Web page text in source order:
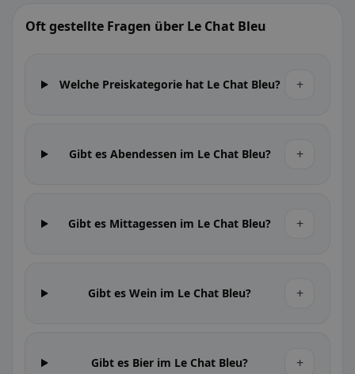
Oft gestellte Fragen über Le Chat Bleu
Welche Preiskategorie hat Le Chat Bleu? +
Gibt es Abendessen im Le Chat Bleu? +
Gibt es Mittagessen im Le Chat Bleu? +
Gibt es Wein im Le Chat Bleu? +
Gibt es Bier im Le Chat Bleu? +